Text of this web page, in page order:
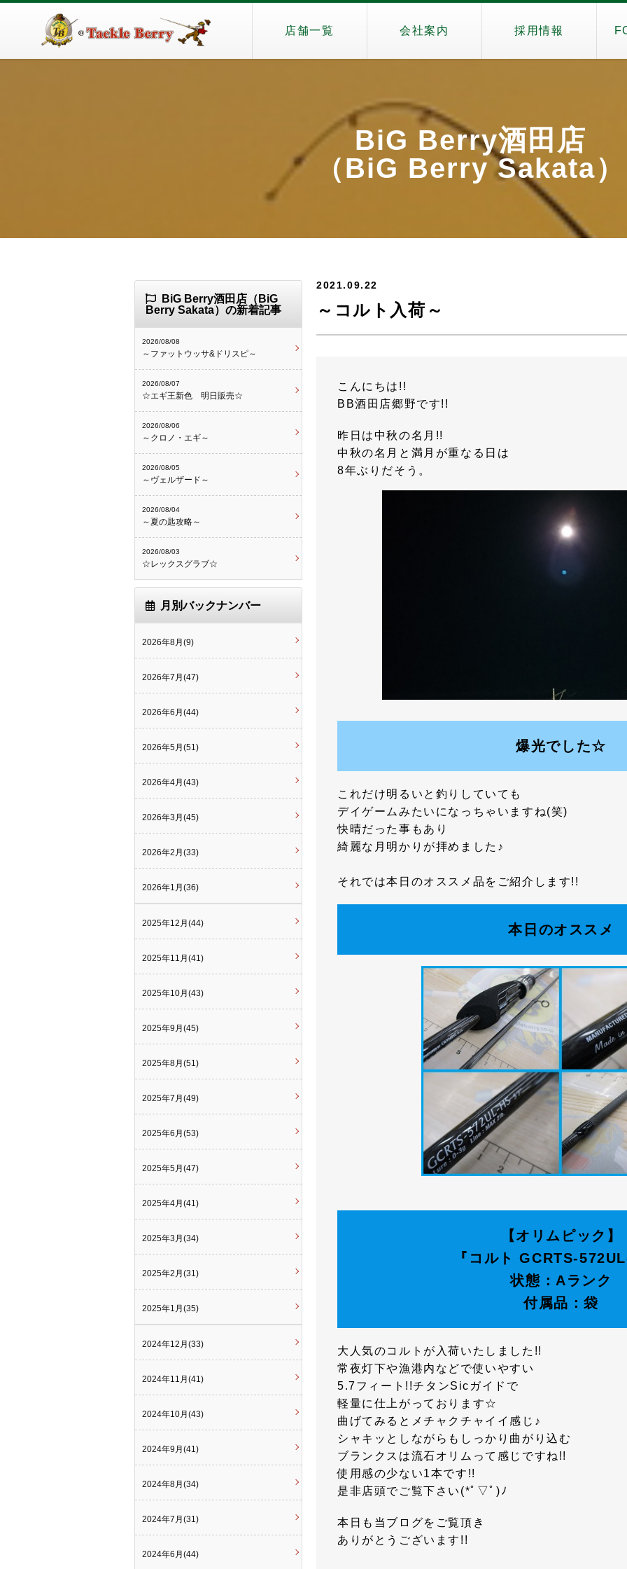
店舗一覧 会社案内 採用情報
BiG Berry酒田店
（BiG Berry Sakata）
2021.09.22
～コルト入荷～
こんにちは!!
BB酒田店郷野です!!
昨日は中秋の名月!!
中秋の名月と満月が重なる日は
8年ぶりだそう。
爆光でした☆
これだけ明るいと釣りしていても
デイゲームみたいになっちゃいますね(笑)
快晴だった事もあり
綺麗な月明かりが拝めました♪
それでは本日のオススメ品をご紹介します!!
本日のオススメ
【オリムピック】
『コルト GCRTS-
状態：Aランク
付属品：袋
大人気のコルトが入荷いたしました!!
常夜灯下や漁港内などで使いやすい
5.7フィート!!チタンSicガイドで
軽量に仕上がっております☆
曲げてみるとメチャクチャイイ感じ♪
シャキッとしながらもしっかり曲がり込む
ブランクスは流石オリムって感じですね!!
使用感の少ない1本です!!
是非店頭でご覧下さい(*ﾟ▽ﾟ)ﾉ
本日も当ブログをご覧頂き
ありがとうございます!!
BiG Berry酒田店（BiG
Berry Sakata）の新着記事
2026/08/08
～ファットウッサ&ドリスピ～
2026/08/07
☆エギ王新色 明日販売☆
2026/08/06
～クロノ・エギ～
2026/08/05
～ヴェルザード～
2026/08/04
～夏の匙攻略～
2026/08/03
☆レックスグラブ☆
月別バックナンバー
2026年8月(9)
2026年7月(47)
2026年6月(44)
2026年5月(51)
2026年4月(43)
2026年3月(45)
2026年2月(33)
2026年1月(36)
2025年12月(44)
2025年11月(41)
2025年10月(43)
2025年9月(45)
2025年8月(51)
2025年7月(49)
2025年6月(53)
2025年5月(47)
2025年4月(41)
2025年3月(34)
2025年2月(31)
2025年1月(35)
2024年12月(33)
2024年11月(41)
2024年10月(43)
2024年9月(41)
2024年8月(34)
2024年7月(31)
2024年6月(44)